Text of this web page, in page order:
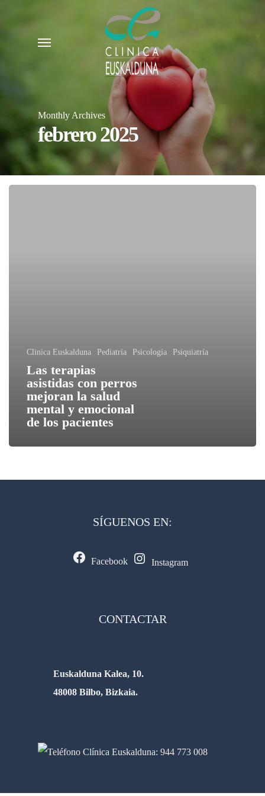
Menu
Monthly Archives
febrero 2025
Clinica Euskalduna Pediatría Psicología Psiquiatría
Las terapias
asistidas con perros
mejoran la salud
mental y emocional
de los pacientes
SÍGUENOS EN:
Facebook Instagram
CONTACTAR
Euskalduna Kalea, 10.
48008 Bilbo, Bizkaia.